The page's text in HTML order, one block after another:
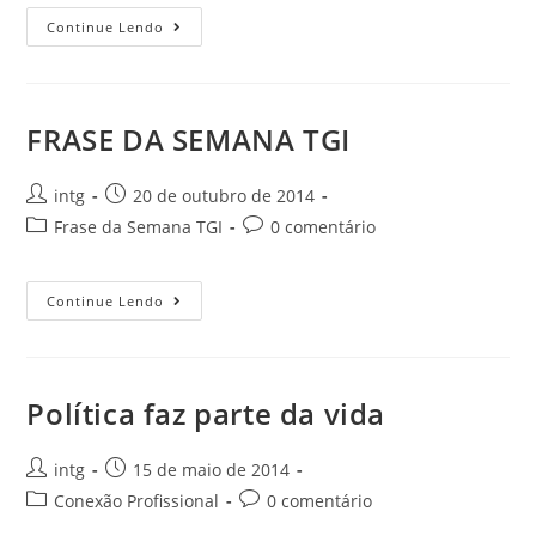
Continue Lendo
FRASE DA SEMANA TGI
intg
20 de outubro de 2014
Frase da Semana TGI
0 comentário
Continue Lendo
Política faz parte da vida
intg
15 de maio de 2014
Conexão Profissional
0 comentário